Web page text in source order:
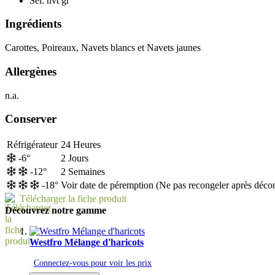
Ingrédients
Carottes, Poireaux, Navets blancs et Navets jaunes
Allergènes
n.a.
Conserver
Réfrigérateur 24 Heures
-6°
2 Jours
-12°
2 Semaines
-18° Voir date de péremption (Ne pas recongeler après
Télécharger la fiche produit
Découvrez notre gamme
Westfro Mélange d'haricots
Connectez-vous pour voir les prix